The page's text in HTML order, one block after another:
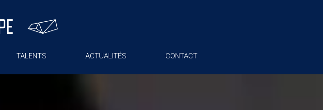
TALENTS ACTUALITÉS CONTACT